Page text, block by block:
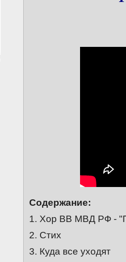
Содержание:
1. Хор ВВ МВД РФ -
2. Стих
3. Куда все уходят